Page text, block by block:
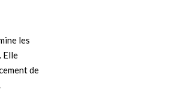
les
Elle
de